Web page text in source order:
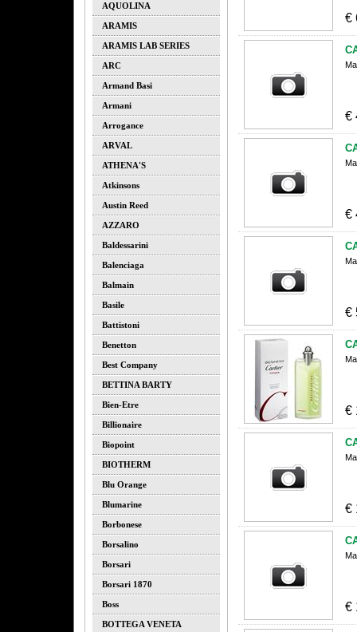
AQUOLINA
ARAMIS
ARAMIS LAB SERIES
ARC
Armand Basi
Armani
Arrogance
ARVAL
ATHENA'S
Atkinsons
Austin Reed
AZZARO
Baldessarini
Balenciaga
Balmain
Basile
Battistoni
Benetton
Best Company
BETTINA BARTY
Bien-Etre
Billionaire
Biopoint
BIOTHERM
Blu Orange
Blumarine
Borbonese
Borsalino
Borsari
Borsari 1870
Boss
BOTTEGA VENETA
€
€
€
€
€
€
€